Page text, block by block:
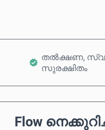
തൽക്ഷണ,
സുരക്ഷിതം
Flow